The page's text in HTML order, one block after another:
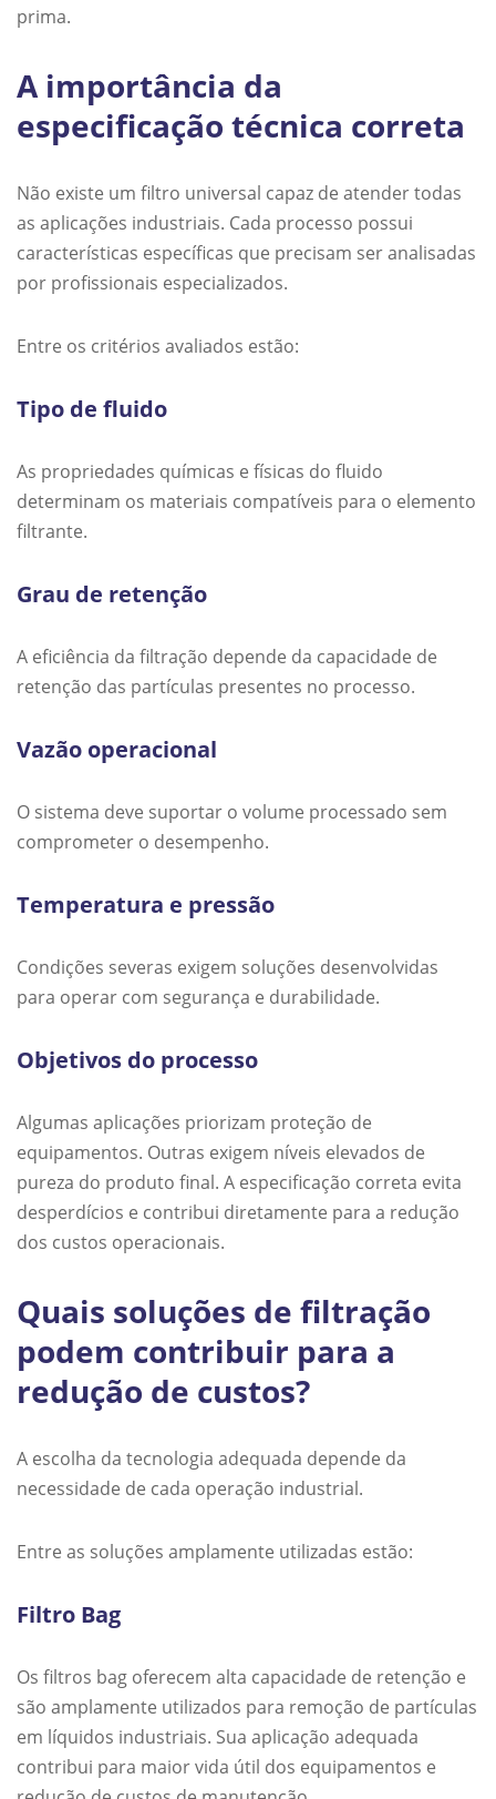
prima.
A importância da
especificação técnica correta
Não existe um filtro universal capaz de atender todas
as aplicações industriais. Cada processo possui
características específicas que precisam ser analisadas
por profissionais especializados.
Entre os critérios avaliados estão:
Tipo de fluido
As propriedades químicas e físicas do fluido
determinam os materiais compatíveis para o elemento
filtrante.
Grau de retenção
A eficiência da filtração depende da capacidade de
retenção das partículas presentes no processo.
Vazão operacional
O sistema deve suportar o volume processado sem
comprometer o desempenho.
Temperatura e pressão
Condições severas exigem soluções desenvolvidas
para operar com segurança e durabilidade.
Objetivos do processo
Algumas aplicações priorizam proteção de
equipamentos. Outras exigem níveis elevados de
pureza do produto final. A especificação correta evita
desperdícios e contribui diretamente para a redução
dos custos operacionais.
Quais soluções de filtração
podem contribuir para a
redução de custos?
A escolha da tecnologia adequada depende da
necessidade de cada operação industrial.
Entre as soluções amplamente utilizadas estão:
Filtro Bag
Os filtros bag oferecem alta capacidade de retenção e
são amplamente utilizados para remoção de partículas
em líquidos industriais. Sua aplicação adequada
contribui para maior vida útil dos equipamentos e